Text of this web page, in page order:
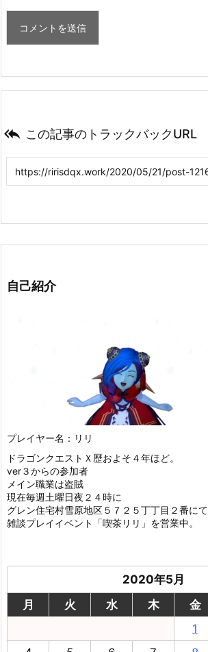
 この記事のトラックバックURL
自己紹介
プレイヤー名：リリ
ドラゴンクエストＸ歴およそ４年ほど。
ver３からの参加者
メイン職業は盗賊
現在毎週土曜日夜２４時に
グレン住宅村雪原地区５７２５丁丁目２番にて
雑談プレイイベント「喫茶リリ」を営業中。
2020年5月
月
火 水 木 金
1